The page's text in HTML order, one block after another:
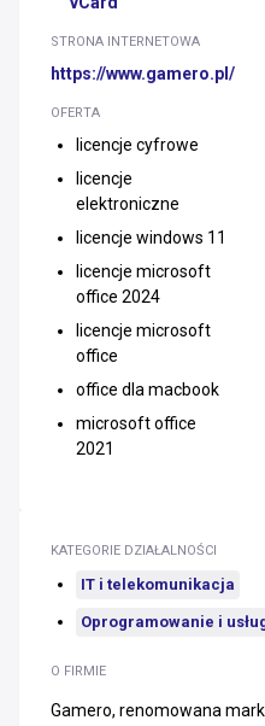
STRONA INTERNETOWA
https://www.gamero.pl/
OFERTA
licencje cyfrowe
licencje
elektroniczne
licencje windows 11
licencje microsoft
office 2024
licencje microsoft
office
office dla macbook
microsoft office
2021
O FIRMIE
Gamero, renomowana
KATEGORIE DZIAŁALNOŚCI
IT i telekomunikacja
Oprogramowanie i